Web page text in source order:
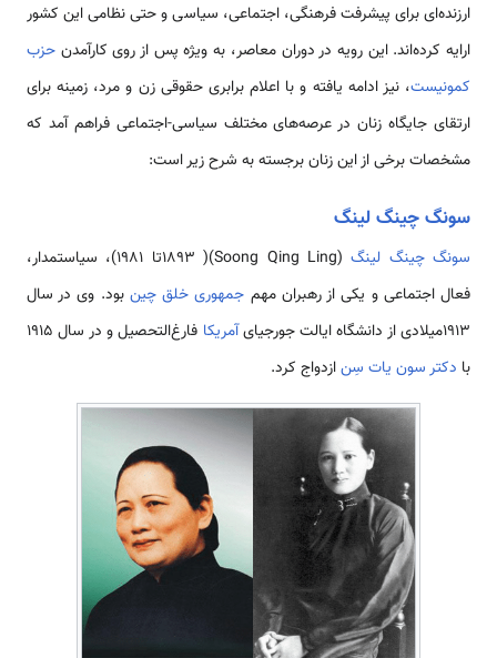
ارزنده‌­ای برای پیشرفت فرهنگی، اجتماعی، سیاسی و حتی نظامی این کشور
ارایه کرده‌­اند. این رویه در دوران معاصر، به ویژه پس از روی کارآمدن حزب
کمونیست، نیز ادامه یافته و با اعلام برابری حقوقی زن و مرد، زمینه برای
ارتقای جایگاه زنان در عرصه­‌های مختلف سیاسی-اجتماعی فراهم آمد که
مشخصات برخی از این زنان برجسته به شرح زیر است:
سونگ چینگ لینگ
سونگ چینگ لینگ
(Soong Qing Ling)( 1893تا 1981)، سیاستمدار،
فعال اجتماعی و یکی از رهبران مهم جمهوری خلق چین بود. وی در سال
1913میلادی از دانشگاه ایالت جورجیای
آمریکا
فارغ‌­التحصیل و در سال 1915
با دکتر سون یات سِنازدواج کرد.